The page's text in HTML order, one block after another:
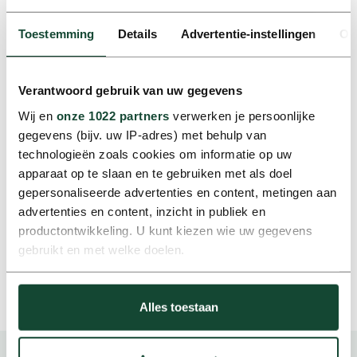
Toestemming Details Advertentie-instellingen
Verantwoord gebruik van uw gegevens
Wij en onze 1022 partners verwerken je persoonlijke
gegevens (bijv. uw IP-adres) met behulp van
technologieën zoals cookies om informatie op uw
apparaat op te slaan en te gebruiken met als doel
gepersonaliseerde advertenties en content, metingen aan
advertenties en content, inzicht in publiek en
productontwikkeling. U kunt kiezen wie uw gegevens
gebruikt en met welke doelen.
Als u het toestaat, willen we ook graag:
Informatie verzamelen over uw geografische locatie,
die tot een paar meter nauwkeurig kan zijn
Alles toestaan
Aan het einde van de dag staan er vaak meerdere tests
gecontroleerd, feedback wordt verwerkt en plannen
voor de volgende stap worden uitgewerkt. Voor
Laurens zit de voldoening in direct zichtbare impact op
de operatie. Minder handmatig werk, meer overzicht
en een efficiëntere manier van werken. Door data,
techniek en proceskennis te combineren draagt hij bij
aan een toekomstbestendige mobiliteitsorganisatie.